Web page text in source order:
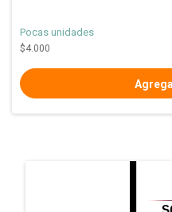
Pocas unidades
$4.000